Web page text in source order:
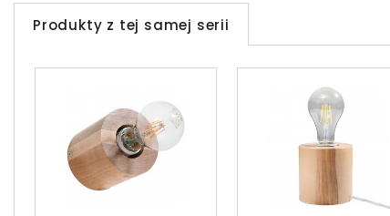
Produkty z tej samej serii